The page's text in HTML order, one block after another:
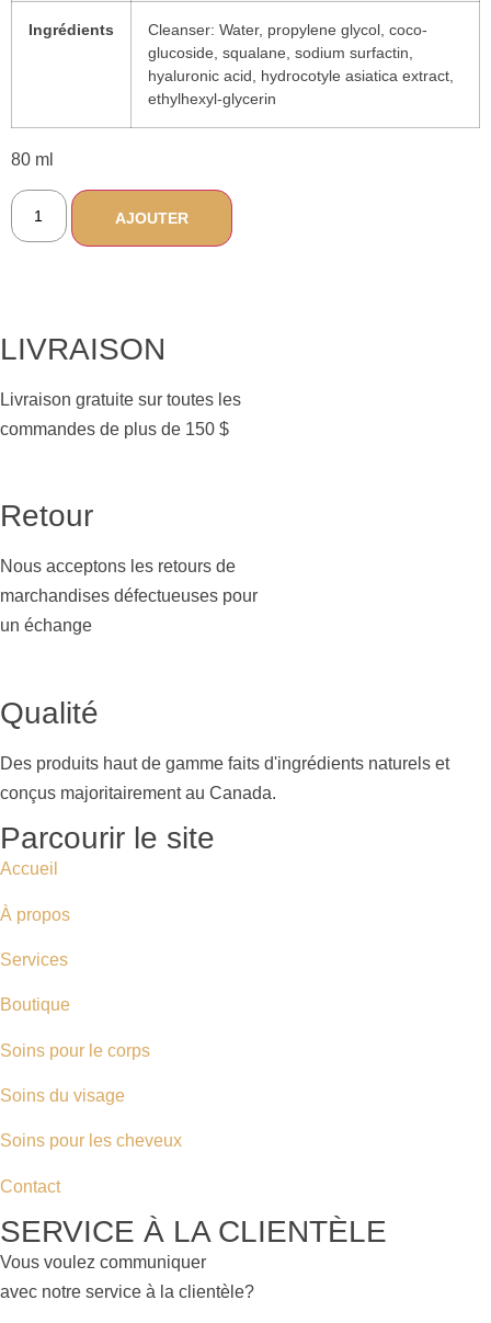
Ingrédients
Cleanser: Water, propylene glycol, coco-
glucoside, squalane, sodium surfactin,
hyaluronic acid, hydrocotyle asiatica extract,
ethylhexyl-glycerin
80 ml
AJOUTER
LIVRAISON
Livraison gratuite sur toutes les
commandes de plus de 150 $
Retour
Nous acceptons les retours de
marchandises défectueuses pour
un échange
Qualité
Des produits haut de gamme faits d'ingrédients naturels et
conçus majoritairement au Canada.
Parcourir le site
Accueil
À propos
Services
Boutique
Soins pour le corps
Soins du visage
Soins pour les cheveux
Contact
SERVICE À LA CLIENTÈLE
Vous voulez communiquer
avec notre service à la clientèle?